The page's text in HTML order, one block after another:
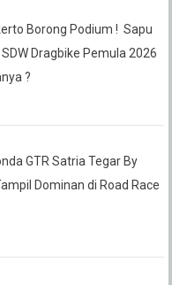
Borong Podium ! Sapu
Dragbike Pemula 2026
?
GTR Satria Tegar By
Dominan di Road Race